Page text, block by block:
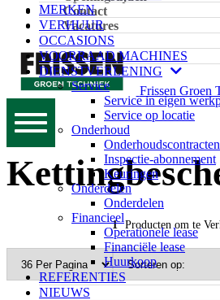
MERKEN
VERHUUR
OCCASIONS
VOORRAAD MACHINES
DIENSTVERLENING
Service
Service in eigen
Service op locatie
Onderhoud
Onderhoudscontracten
Inspectie-abonnement
Keuringen
Onderdelen
Onderdelen
Financieel
Operationele lease
Financiële lease
Huurkoop
REFERENTIES
NIEUWS
Contact
Vacatures
Frissen Groen
1 Producten om te